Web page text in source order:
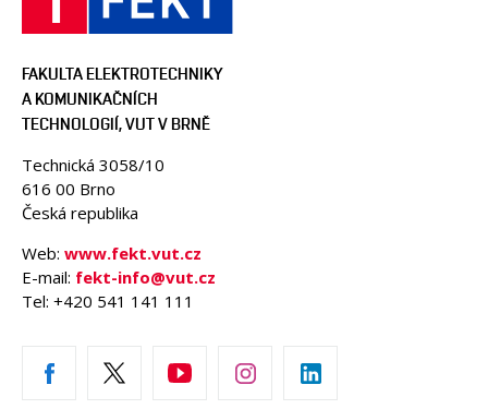
FAKULTA ELEKTROTECHNIKY
A KOMUNIKAČNÍCH
TECHNOLOGIÍ, VUT V BRNĚ
Technická 3058/10
616 00 Brno
Česká republika
Web: www.fekt.vut.cz
E-mail: fekt-info@vut.cz
Tel: +420 541 141 111